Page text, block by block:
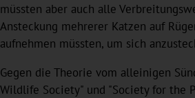
müssten aber auch alle
Ansteckung mehrerer Katzen auf
aufnehmen müssten, um sich
Gegen die Theorie vom alleinigen
Wildlife Society" und "Society for the